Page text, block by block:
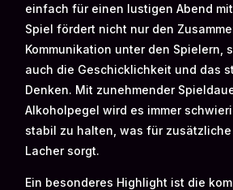
einfach für einen lustigen Abend
Spiel fördert nicht nur den
Kommunikation unter den Spielern,
auch die Geschicklichkeit und das
Denken. Mit zunehmender
Alkoholpegel wird es immer
stabil zu halten, was für
Lacher sorgt.
Ein besonderes Highlight ist die